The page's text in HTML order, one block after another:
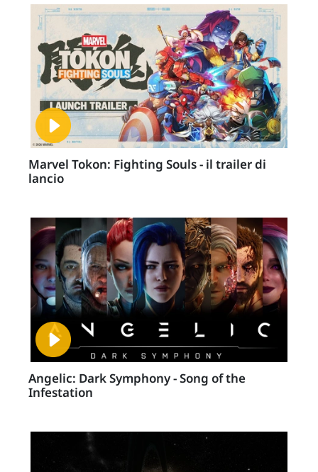
Marvel Tokon: Fighting Souls - il trailer di
lancio
Angelic: Dark Symphony - Song of the
Infestation